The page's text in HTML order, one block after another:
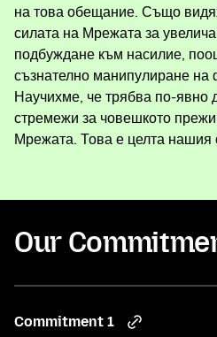
на това обещание. Също
силата на Мрежата за
подбуждане към насилие,
съзнателно манипулиране на
Научихме, че трябва по-явно
стремежи за човешкото
Мрежата. Това е целта нашия
Our
Commitment 1